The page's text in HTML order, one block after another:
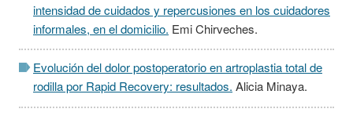
intensidad de cuidados y repercusiones en los cuidadores
informales, en el domicilio. Emi Chirveches.
Evolución del dolor postoperatorio en artroplastia total de
rodilla por Rapid Recovery: resultados. Alicia Minaya.